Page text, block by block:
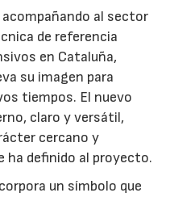
acompañando al sector
de referencia
en Cataluña,
su imagen para
tiempos. El nuevo
claro y versátil,
cercano y
ha definido al proyecto.
un símbolo que